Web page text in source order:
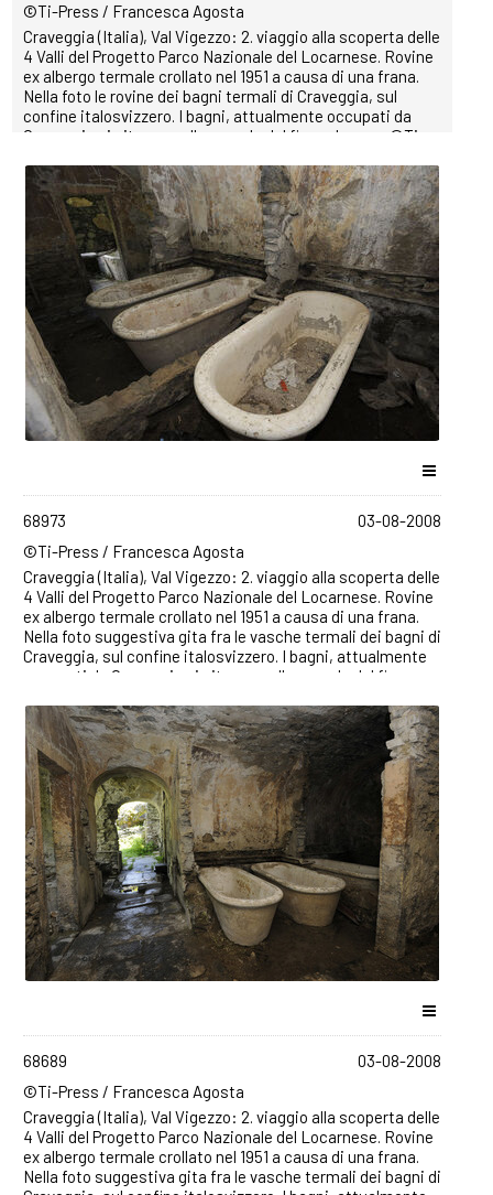
©Ti-Press / Francesca Agosta
Craveggia (Italia), Val Vigezzo: 2. viaggio alla scoperta delle
4 Valli del Progetto Parco Nazionale del Locarnese. Rovine
ex albergo termale crollato nel 1951 a causa di una frana.
Nella foto le rovine dei bagni termali di Craveggia, sul
confine italosvizzero. I bagni, attualmente occupati da
Craveggia si situano sulle sponde del fiume Isorno . ©Ti-
68973
03-08-2008
©Ti-Press / Francesca Agosta
Craveggia (Italia), Val Vigezzo: 2. viaggio alla scoperta delle
4 Valli del Progetto Parco Nazionale del Locarnese. Rovine
ex albergo termale crollato nel 1951 a causa di una frana.
Nella foto suggestiva gita fra le vasche termali dei bagni di
Craveggia, sul confine italosvizzero. I bagni, attualmente
occupati da Craveggia si situano sulle sponde del fiume
(Ticino). ©Ti-Press / Francesca Agosta
68689
03-08-2008
©Ti-Press / Francesca Agosta
Craveggia (Italia), Val Vigezzo: 2. viaggio alla scoperta delle
4 Valli del Progetto Parco Nazionale del Locarnese. Rovine
ex albergo termale crollato nel 1951 a causa di una frana.
Nella foto suggestiva gita fra le vasche termali dei bagni di